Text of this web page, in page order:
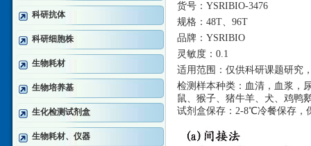
科研抗体
科研细胞株
生物耗材
生物培养基
生化检测试剂盒
生物耗材、仪器
货号： YSRIBIO-3476
规格： 48T、96T
品牌： YSRIBIO
灵敏度： 0.1
适用范围：仅供科研课题研究
检测样本种类：血清，血浆，
鼠、猴子、猪牛羊、犬、鸡鸭
试剂盒保存： 2-8℃冷餐保存，